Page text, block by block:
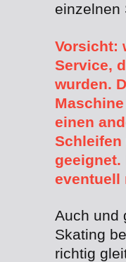
einzelnen
Vorsicht:
Service,
wurden.
einen
eventuell
Auch und
Skating
richtig